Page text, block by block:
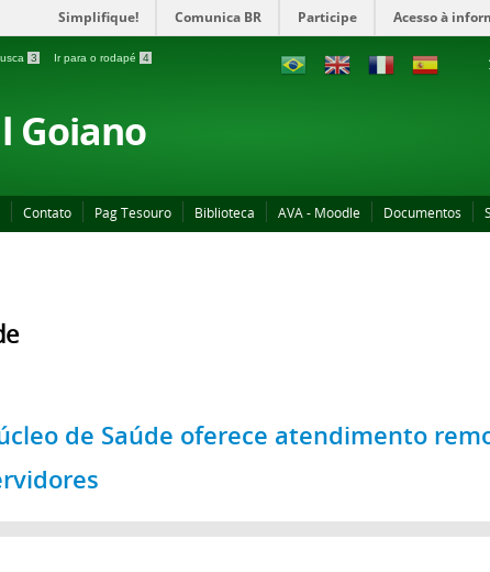
Simplifique! Comunica BR Participe Acesso à
3 Ir para o rodapé 4
Goiano
Contato Pag Tesouro Biblioteca AVA - Moodle Documentos
de Saúde oferece atendimento